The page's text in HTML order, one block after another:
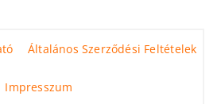
Általános Szerződési Feltételek
Impresszum